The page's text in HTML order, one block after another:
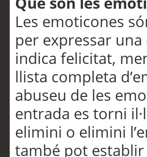
Les emoticones
per expressar
indica felicitat,
llista completa
abuseu de les
entrada es torni
elimini o elimini
també pot